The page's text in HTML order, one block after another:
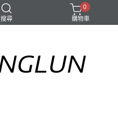
搜尋
0
購物車